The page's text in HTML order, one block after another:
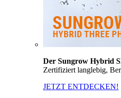
Der Sungrow Hybrid
Zertifiziert langlebig,
JETZT ENTDECKEN!